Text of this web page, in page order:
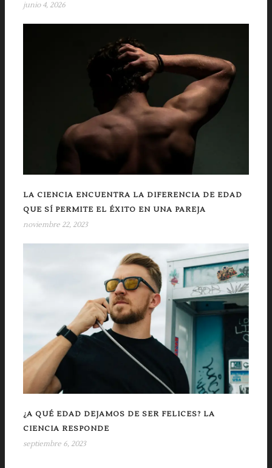
junio 4, 2026
LA CIENCIA ENCUENTRA LA DIFERENCIA DE EDAD
QUE SÍ PERMITE EL ÉXITO EN UNA PAREJA
noviembre 22, 2023
¿A QUÉ EDAD DEJAMOS DE SER FELICES? LA
CIENCIA RESPONDE
septiembre 6, 2023